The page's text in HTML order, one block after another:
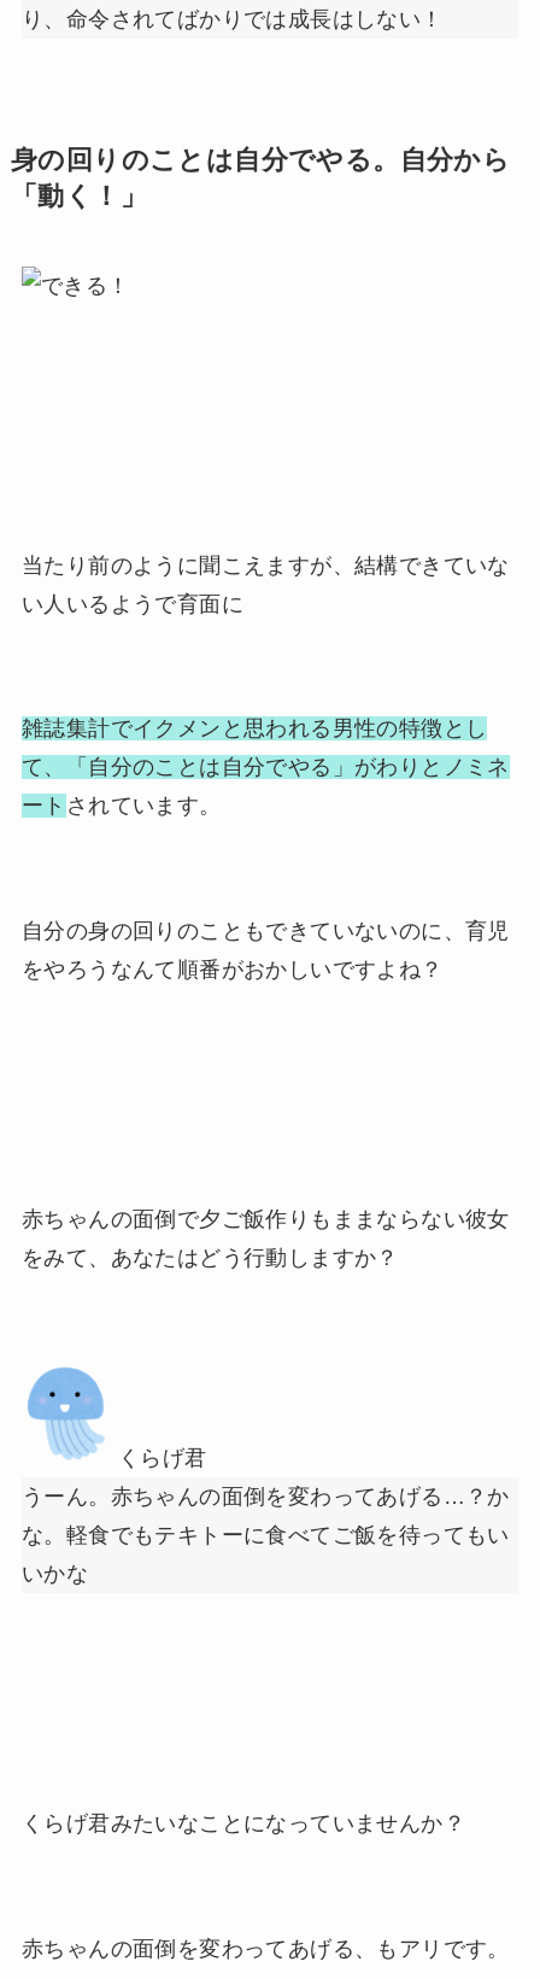
り、命令されてばかりでは成長はしない！
身の回りのことは自分でやる。自分から
「動く！」
当たり前のように聞こえますが、結構できていな
い人いるようで育面に
雑誌集計でイクメンと思われる男性の特徴とし
て、「自分のことは自分でやる」がわりとノミネ
ート されています。
自分の身の回りのこともできていないのに、育児
をやろうなんて順番がおかしいですよね？
赤ちゃんの面倒で夕ご飯作りもままならない彼女
をみて、あなたはどう行動しますか？
くらげ君
うーん。赤ちゃんの面倒を変わってあげる…？か
な。軽食でもテキトーに食べてご飯を待ってもい
いかな
くらげ君みたいなことになっていませんか？
赤ちゃんの面倒を変わってあげる、もアリです。